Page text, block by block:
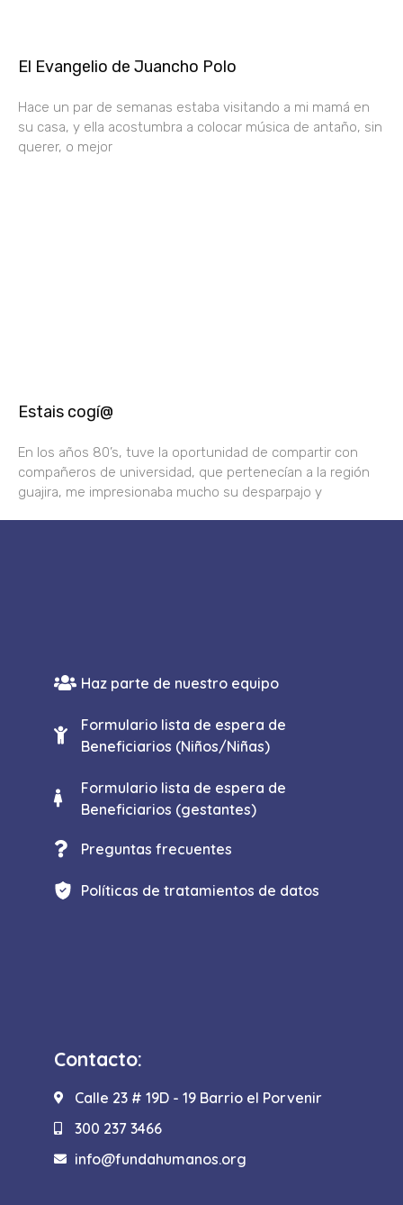
El Evangelio de Juancho Polo
Hace un par de semanas estaba visitando a mi mamá en
su casa, y ella acostumbra a colocar música de antaño, sin
querer, o mejor
Estais cogí@
En los años 80’s, tuve la oportunidad de compartir con
compañeros de universidad, que pertenecían a la región
guajira, me impresionaba mucho su desparpajo y
Haz parte de nuestro equipo
Formulario lista de espera de
Beneficiarios (Niños/Niñas)
Formulario lista de espera de
Beneficiarios (gestantes)
Preguntas frecuentes
Políticas de tratamientos de datos
Contacto:
Calle 23 # 19D - 19 Barrio el Porvenir
300 237 3466
info@fundahumanos.org